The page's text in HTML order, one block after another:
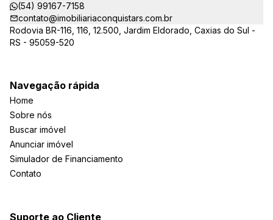
(54) 99167-7158
contato@imobiliariaconquistars.com.br
Rodovia BR-116, 116, 12.500, Jardim Eldorado, Caxias do Sul -
RS - 95059-520
Navegação rápida
Home
Sobre nós
Buscar imóvel
Anunciar imóvel
Simulador de Financiamento
Contato
Suporte ao Cliente